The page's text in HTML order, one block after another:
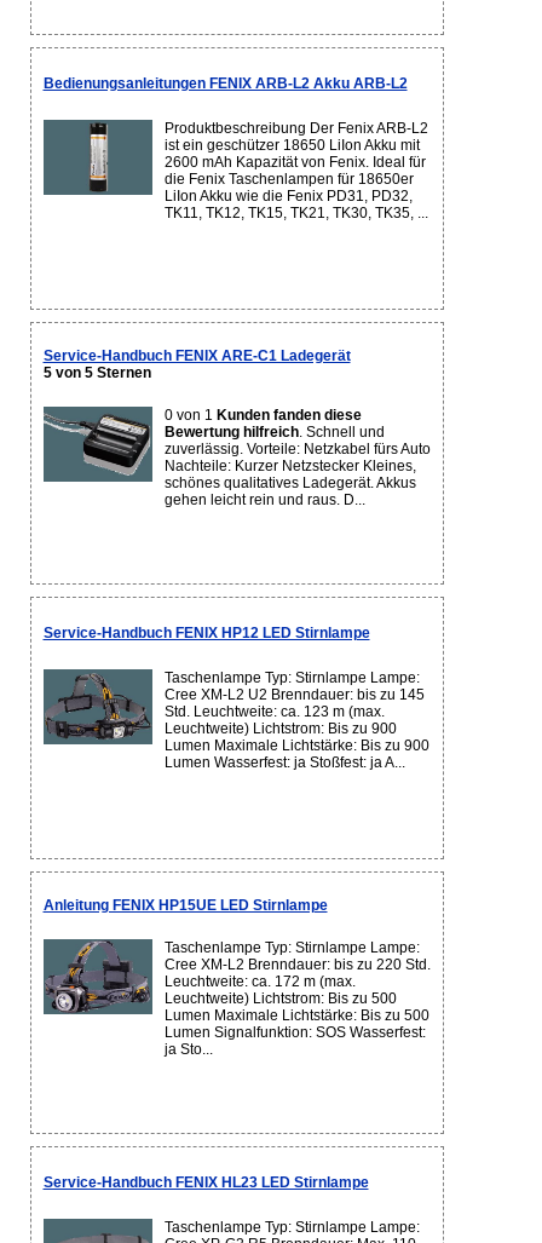
Bedienungsanleitungen FENIX ARB-L2 Akku ARB-L2
Produktbeschreibung Der Fenix ARB-L2
ist ein geschützer 18650 LiIon Akku mit
2600 mAh Kapazität von Fenix. Ideal für
die Fenix Taschenlampen für 18650er
LiIon Akku wie die Fenix PD31, PD32,
TK11, TK12, TK15, TK21, TK30, TK35, ...
Service-Handbuch FENIX ARE-C1 Ladegerät
5 von 5 Sternen
0 von 1 Kunden fanden diese
Bewertung hilfreich. Schnell und
zuverlässig. Vorteile: Netzkabel fürs Auto
Nachteile: Kurzer Netzstecker Kleines,
schönes qualitatives Ladegerät. Akkus
gehen leicht rein und raus. D...
Service-Handbuch FENIX HP12 LED Stirnlampe
Taschenlampe Typ: Stirnlampe Lampe:
Cree XM-L2 U2 Brenndauer: bis zu 145
Std. Leuchtweite: ca. 123 m (max.
Leuchtweite) Lichtstrom: Bis zu 900
Lumen Maximale Lichtstärke: Bis zu 900
Lumen Wasserfest: ja Stoßfest: ja A...
Anleitung FENIX HP15UE LED Stirnlampe
Taschenlampe Typ: Stirnlampe Lampe:
Cree XM-L2 Brenndauer: bis zu 220 Std.
Leuchtweite: ca. 172 m (max.
Leuchtweite) Lichtstrom: Bis zu 500
Lumen Maximale Lichtstärke: Bis zu 500
Lumen Signalfunktion: SOS Wasserfest:
ja Sto...
Service-Handbuch FENIX HL23 LED Stirnlampe
Taschenlampe Typ: Stirnlampe Lampe: